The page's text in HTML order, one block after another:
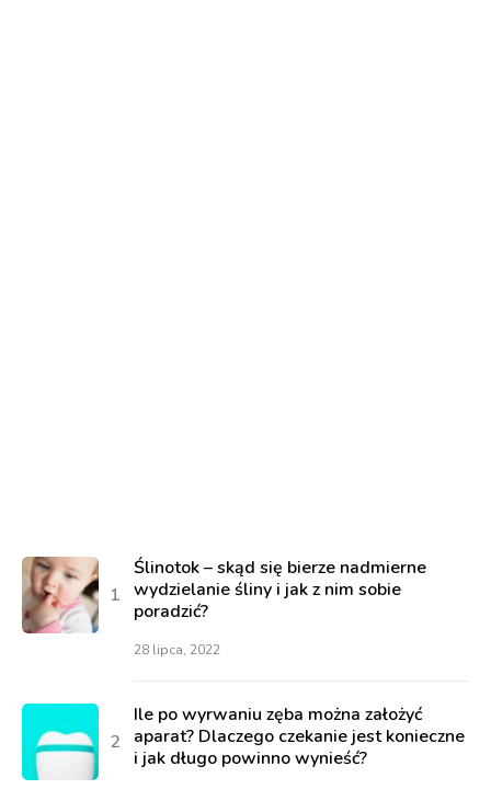
Ślinotok – skąd się bierze nadmierne
wydzielanie śliny i jak z nim sobie
poradzić?
28 lipca, 2022
Ile po wyrwaniu zęba można założyć
aparat? Dlaczego czekanie jest konieczne
i jak długo powinno wynieść?